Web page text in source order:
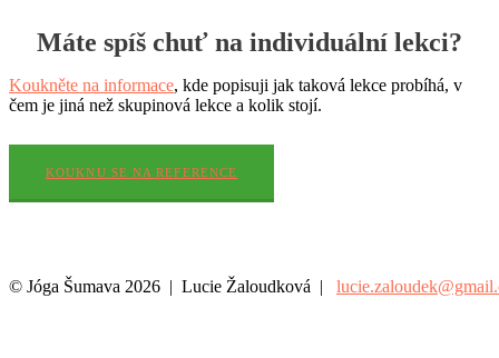
Máte spíš chuť na individuální lekci?
Koukněte na informace, kde popisuji jak taková lekce probíhá, v
čem je jiná než skupinová lekce a kolik stojí.
KOUKNU SE NA REFERENCE
© Jóga Šumava 2026 | Lucie Žaloudková |